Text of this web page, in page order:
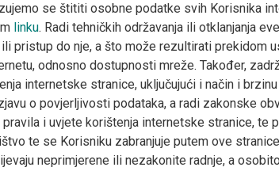
se štititi osobne podatke svih Korisnika
linku. Radi tehničkih održavanja ili otklanjanja
pristup do nje, a što može rezultirati prekidom
odnosno dostupnosti mreže. Također,
internetske stranice, uključujući i način i
o povjerljivosti podataka, a radi zakonske
i uvjete korištenja internetske stranice,
te se Korisniku zabranjuje putem ove
neprimjerene ili nezakonite radnje, a